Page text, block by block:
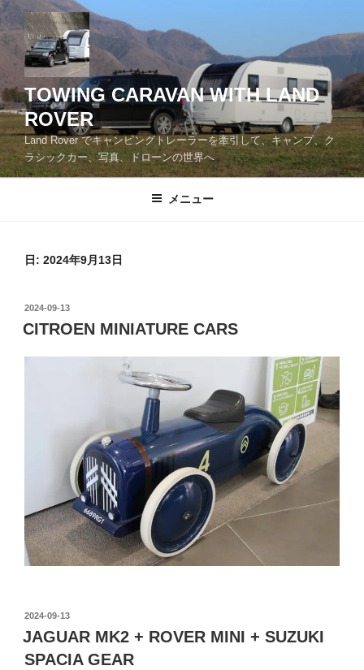
コ
ン
テ
ツ
へ
ス
キ
ッ
TOWING CARAVAN WITH LAND
ROVER
Land Rover でキャンピングトレーラーを牽引して、キャンプ、ク
ラシックカー、写真、ドローンの世界へ
メニュー
日: 2024年9月13日
投
稿
日:
2024-09-13
CITROEN MINIATURE CARS
投
稿
日:
2024-09-13
JAGUAR MK2 + ROVER MINI + SUZUKI
SPACIA GEAR